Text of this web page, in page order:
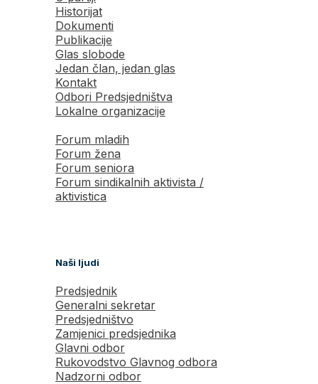
Historijat
Dokumenti
Publikacije
Glas slobode
Jedan član, jedan glas
Kontakt
Odbori Predsjedništva
Lokalne organizacije
Forum mladih
Forum žena
Forum seniora
Forum sindikalnih aktivista /
aktivistica
Naši ljudi
Predsjednik
Generalni sekretar
Predsjedništvo
Zamjenici predsjednika
Glavni odbor
Rukovodstvo Glavnog odbora
Nadzorni odbor